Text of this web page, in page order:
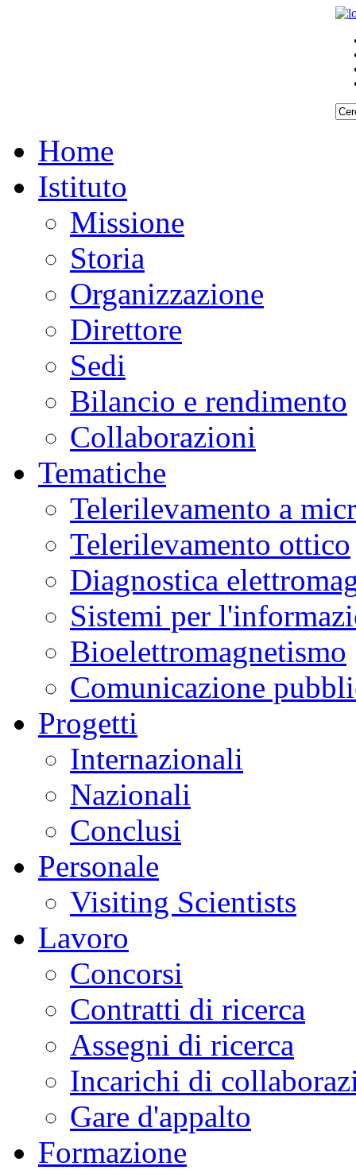
Home
Istituto
Missione
Storia
Organizzazione
Direttore
Sedi
Bilancio e rendimento
Collaborazioni
Tematiche
Telerilevamento a
Telerilevamento ottico
Diagnostica
Sistemi per
Bioelettromagnetismo
Comunicazione
Progetti
Internazionali
Nazionali
Conclusi
Personale
Visiting Scientists
Lavoro
Concorsi
Contratti di ricerca
Assegni di ricerca
Incarichi di
Gare d'appalto
Formazione